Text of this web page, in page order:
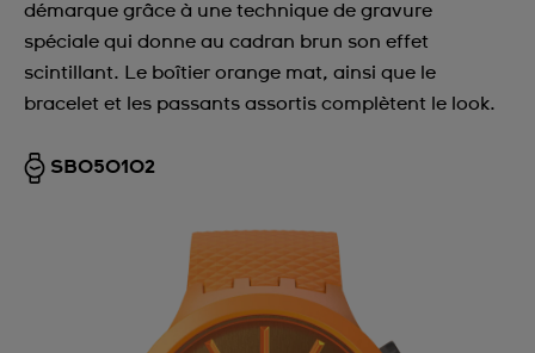
démarque grâce à une technique de gravure
spéciale qui donne au cadran brun son effet
scintillant. Le boîtier orange mat, ainsi que le
bracelet et les passants assortis complètent le look.
SB05O102